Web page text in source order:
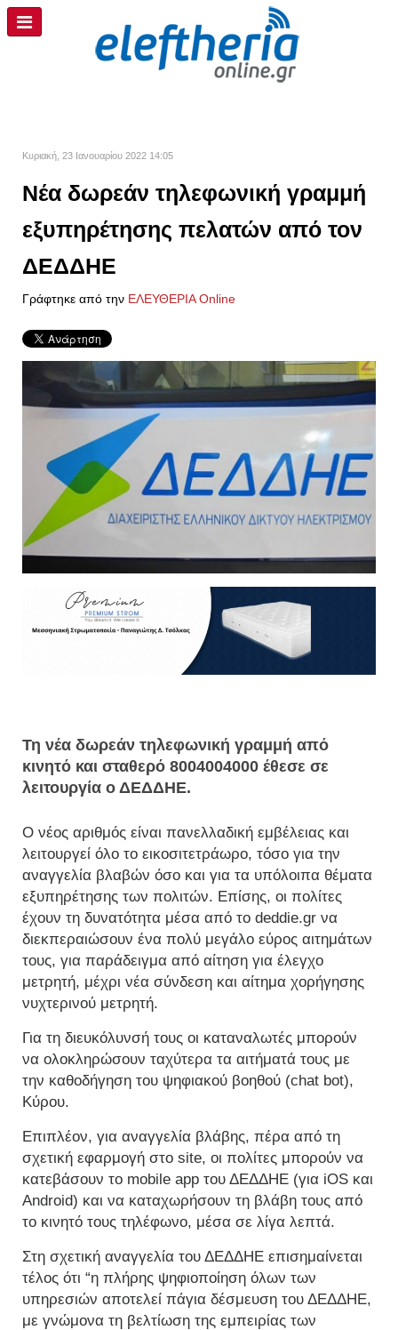
Κυριακή, 23 Ιανουαρίου 2022 14:05
Νέα δωρεάν τηλεφωνική γραμμή
εξυπηρέτησης πελατών από τον
ΔΕΔΔΗΕ
Γράφτηκε από την ΕΛΕΥΘΕΡΙΑ Online
Τη νέα δωρεάν τηλεφωνική γραμμή από
κινητό και σταθερό 8004004000 έθεσε σε
λειτουργία ο ΔΕΔΔΗΕ.
Ο νέος αριθμός είναι πανελλαδική εμβέλειας και
λειτουργεί όλο το εικοσιτετράωρο, τόσο για την
αναγγελία βλαβών όσο και για τα υπόλοιπα θέματα
εξυπηρέτησης των πολιτών. Επίσης, οι πολίτες
έχουν τη δυνατότητα μέσα από το deddie.gr να
διεκπεραιώσουν ένα πολύ μεγάλο εύρος αιτημάτων
τους, για παράδειγμα από αίτηση για έλεγχο
μετρητή, μέχρι νέα σύνδεση και αίτημα χορήγησης
νυχτερινού μετρητή.
Για τη διευκόλυνσή τους οι καταναλωτές μπορούν
να ολοκληρώσουν ταχύτερα τα αιτήματά τους με
την καθοδήγηση του ψηφιακού βοηθού (chat bot),
Κύρου.
Επιπλέον, για αναγγελία βλάβης, πέρα από τη
σχετική εφαρμογή στο site, οι πολίτες μπορούν να
κατεβάσουν το mobile app του ΔΕΔΔΗΕ (για iOS και
Android) και να καταχωρήσουν τη βλάβη τους από
το κινητό τους τηλέφωνο, μέσα σε λίγα λεπτά.
Στη σχετική αναγγελία του ΔΕΔΔΗΕ επισημαίνεται
τέλος ότι “η πλήρης ψηφιοποίηση όλων των
υπηρεσιών αποτελεί πάγια δέσμευση του ΔΕΔΔΗΕ,
με γνώμονα τη βελτίωση της εμπειρίας των